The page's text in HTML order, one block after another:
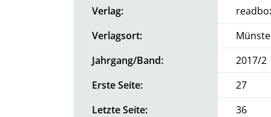
Verlag:
Verlagsort:
Jahrgang/Band:
2017/2
Erste Seite:
27
Letzte Seite:
36